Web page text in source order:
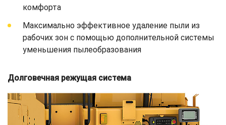
комфорта
Максимально эффективное удаление пыли из
рабочих зон с помощью дополнительной системы
уменьшения пылеобразования
Долговечная режущая система